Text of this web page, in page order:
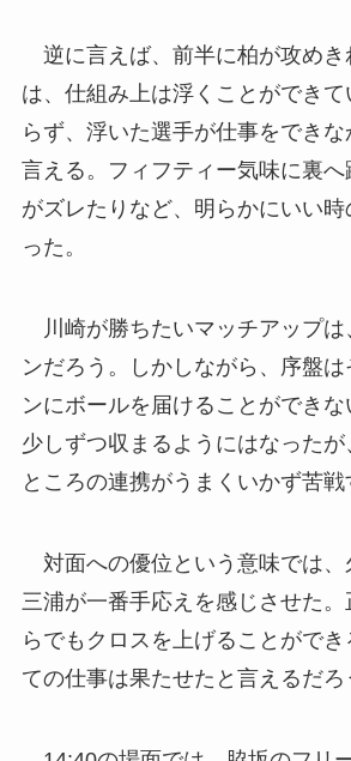
逆に言えば、前半に柏が攻めき
は、仕組み上は浮くことができ
らず、浮いた選手が仕事をでき
言える。フィフティー気味に裏へ
がズレたりなど、明らかにいい
った。
川崎が勝ちたいマッチアップは
ンだろう。しかしながら、序盤
ンにボールを届けることができ
少しずつ収まるようにはなった
ところの連携がうまくいかず苦戦
対面への優位という意味では、
三浦が一番手応えを感じさせた
らでもクロスを上げることがで
ての仕事は果たせたと言えるだろ